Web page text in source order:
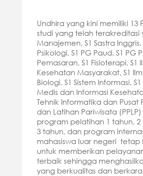
Undhira yang kini memiliki 13
studi yang telah terakreditasi
Manajemen, S1 Sastra Inggris,
Psikologi, S1 PG Paud, S1 PG
Pemasaran, S1 Fisioterapi, S1
Kesehatan Masyarakat, S1
Biologi, S1 Sistem Informasi,
Medis dan Informasi
Tehnik Informatika dan Pusat
dan Latihan Pariwisata
program pelatihan 1 tahun, 2
3 tahun, dan program
mahasiswa luar negeri tetap
untuk memberikan
terbaik sehingga
yang berkualitas dan